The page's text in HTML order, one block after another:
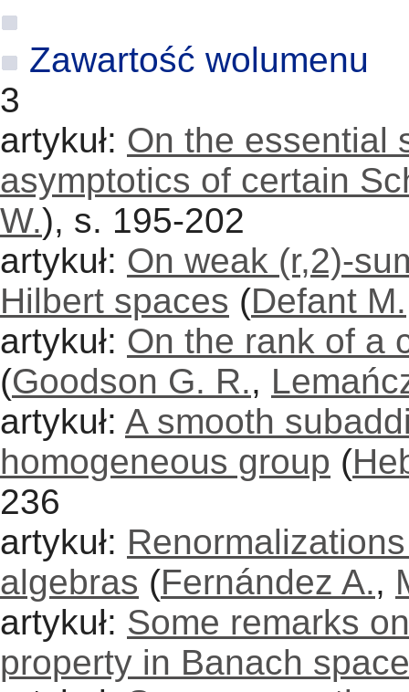
Zawartość wolumenu
3
artykuł: On the essential
asymptotics of certain
W.), s. 195-202
artykuł: On weak (r,2)-
Hilbert spaces (Defant M.
artykuł: On the rank of a
(Goodson G. R.,
artykuł: A smooth
homogeneous group (
236
artykuł:
algebras (Fernández A.,
artykuł: Some remarks
property in Banach